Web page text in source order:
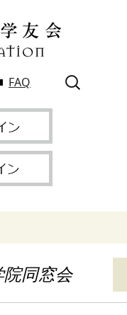
FAQ
検
索:
同窓会